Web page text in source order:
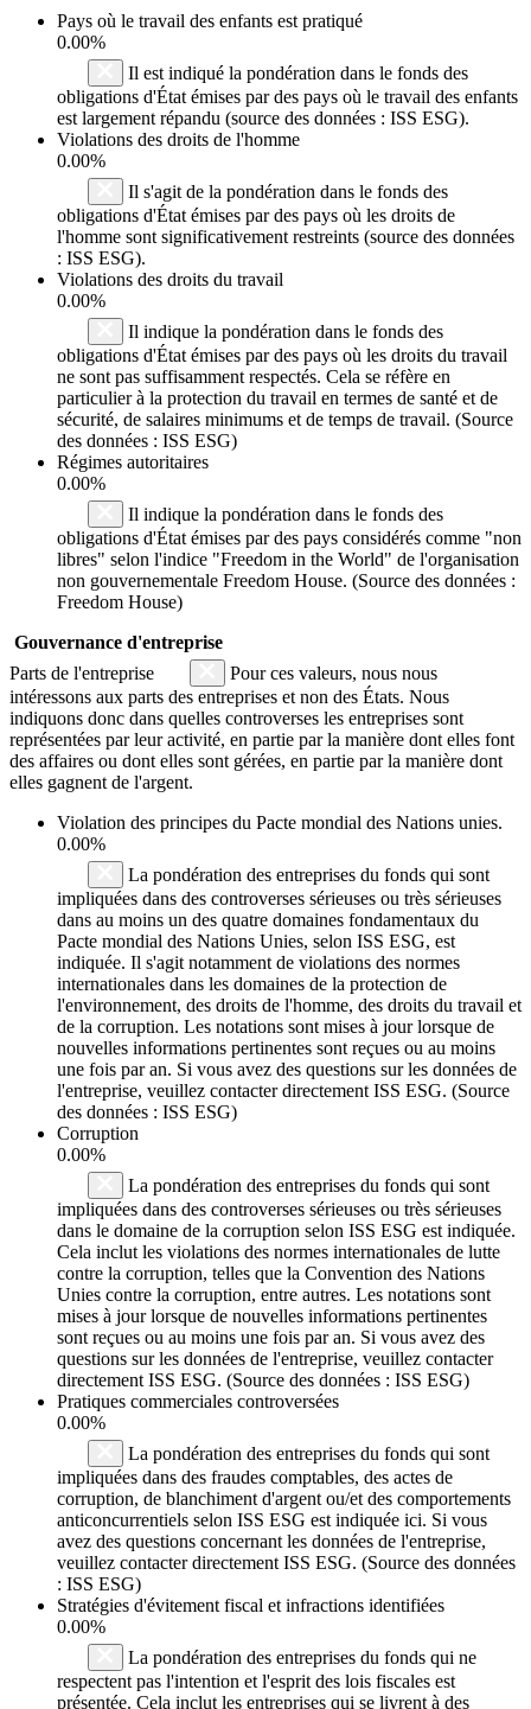
Pays où le travail des enfants est pratiqué
0.00%
Il est indiqué la pondération dans le fonds des
obligations d'État émises par des pays où le travail des enfants
est largement répandu (source des données : ISS ESG).
Violations des droits de l'homme
0.00%
Il s'agit de la pondération dans le fonds des
obligations d'État émises par des pays où les droits de
l'homme sont significativement restreints (source des données
: ISS ESG).
Violations des droits du travail
0.00%
Il indique la pondération dans le fonds des
obligations d'État émises par des pays où les droits du travail
ne sont pas suffisamment respectés. Cela se réfère en
particulier à la protection du travail en termes de santé et de
sécurité, de salaires minimums et de temps de travail. (Source
des données : ISS ESG)
Régimes autoritaires
0.00%
Il indique la pondération dans le fonds des
obligations d'État émises par des pays considérés comme "non
libres" selon l'indice "Freedom in the World" de l'organisation
non gouvernementale Freedom House. (Source des données :
Freedom House)
Gouvernance d'entreprise
Parts de l'entreprise
Pour ces valeurs, nous nous
intéressons aux parts des entreprises et non des États. Nous
indiquons donc dans quelles controverses les entreprises sont
représentées par leur activité, en partie par la manière dont elles font
des affaires ou dont elles sont gérées, en partie par la manière dont
elles gagnent de l'argent.
Violation des principes du Pacte mondial des Nations unies.
0.00%
La pondération des entreprises du fonds qui sont
impliquées dans des controverses sérieuses ou très sérieuses
dans au moins un des quatre domaines fondamentaux du
Pacte mondial des Nations Unies, selon ISS ESG, est
indiquée. Il s'agit notamment de violations des normes
internationales dans les domaines de la protection de
l'environnement, des droits de l'homme, des droits du travail et
de la corruption. Les notations sont mises à jour lorsque de
nouvelles informations pertinentes sont reçues ou au moins
une fois par an. Si vous avez des questions sur les données de
l'entreprise, veuillez contacter directement ISS ESG. (Source
des données : ISS ESG)
Corruption
0.00%
La pondération des entreprises du fonds qui sont
impliquées dans des controverses sérieuses ou très sérieuses
dans le domaine de la corruption selon ISS ESG est indiquée.
Cela inclut les violations des normes internationales de lutte
contre la corruption, telles que la Convention des Nations
Unies contre la corruption, entre autres. Les notations sont
mises à jour lorsque de nouvelles informations pertinentes
sont reçues ou au moins une fois par an. Si vous avez des
questions sur les données de l'entreprise, veuillez contacter
directement ISS ESG. (Source des données : ISS ESG)
Pratiques commerciales controversées
0.00%
La pondération des entreprises du fonds qui sont
impliquées dans des fraudes comptables, des actes de
corruption, de blanchiment d'argent ou/et des comportements
anticoncurrentiels selon ISS ESG est indiquée ici. Si vous
avez des questions concernant les données de l'entreprise,
veuillez contacter directement ISS ESG. (Source des données
: ISS ESG)
Stratégies d'évitement fiscal et infractions identifiées
0.00%
La pondération des entreprises du fonds qui ne
respectent pas l'intention et l'esprit des lois fiscales est
présentée. Cela inclut les entreprises qui se livrent à des